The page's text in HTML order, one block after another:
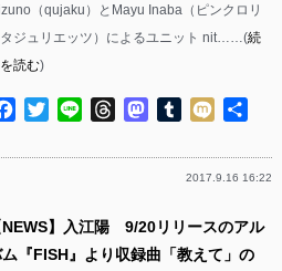
（qujaku）とMayu Inaba（ピンクロリ
ジュリエッツ）によるユニット nit……(続
読む)
Facebook
TwitterLine ThreadsMastodon
Tumblr
Mixi
2017.9.16 16:22
NEWS】入江陽 9/20リリースのアル
『FISH』より収録曲「教えて」の